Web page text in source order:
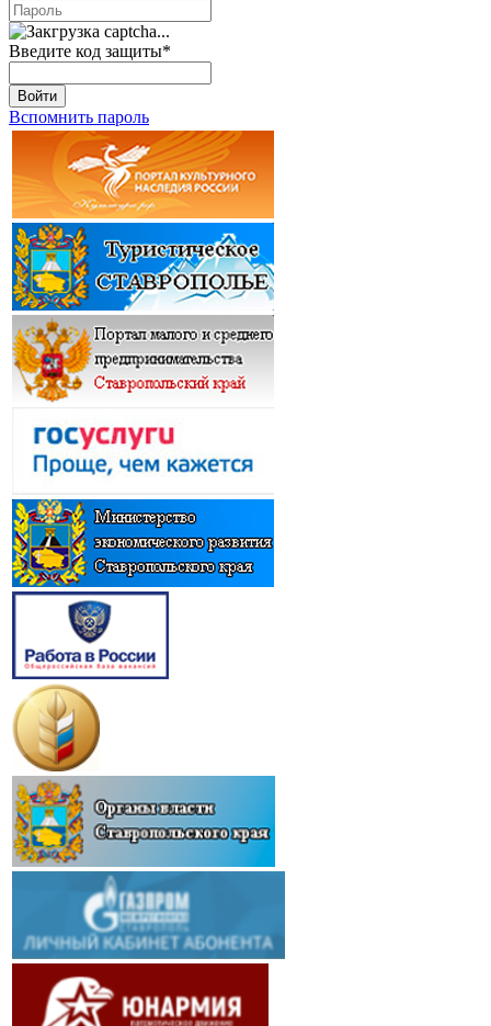
Введите код защиты*
Войти
Вспомнить пароль